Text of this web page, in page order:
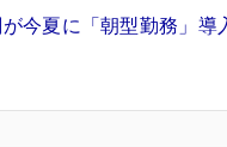
今夏に「朝型勤務」導